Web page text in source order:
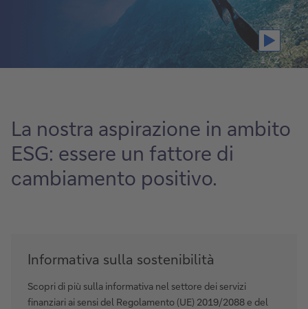
1 / 2
La nostra aspirazione in ambito
ESG: essere un fattore di
cambiamento positivo.
Informativa
sulla
sostenibilità
Informativa sulla sostenibilità
Scopri di più sulla informativa nel settore dei servizi
finanziari ai sensi del Regolamento (UE) 2019/2088 e del